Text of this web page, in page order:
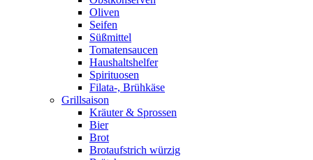
Oliven
Seifen
Süßmittel
Tomatensaucen
Haushaltshelfer
Spirituosen
Filata-, Brühkäse
Grillsaison
Kräuter & Sprossen
Bier
Brot
Brotaufstrich würzig